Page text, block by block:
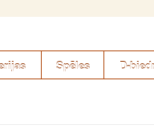
Spēles D-